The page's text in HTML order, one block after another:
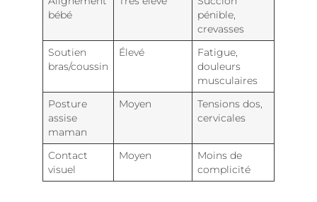
bébé
pénible,
crevasses
Soutien
bras/coussin
Élevé
Fatigue,
douleurs
musculaires
Posture
assise
maman
Moyen
Tensions dos,
cervicales
Contact
visuel
Moyen
Moins de
complicité